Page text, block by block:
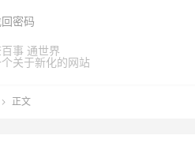
事 通世界
关于新化的网站
密码
 正文